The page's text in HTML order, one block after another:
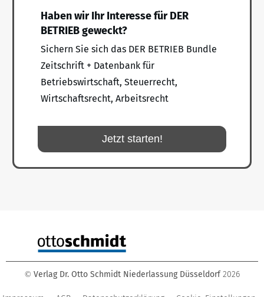
Haben wir Ihr Interesse für DER
BETRIEB geweckt?
Sichern Sie sich das DER BETRIEB Bundle
Zeitschrift + Datenbank für
Betriebswirtschaft, Steuerrecht,
Wirtschaftsrecht, Arbeitsrecht
Jetzt starten!
© Verlag Dr. Otto Schmidt Niederlassung Düsseldorf 2026